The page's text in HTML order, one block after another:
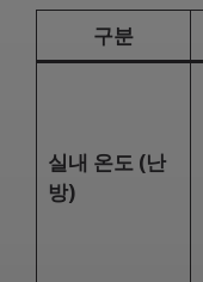
구분
실내 온도 (난
방)